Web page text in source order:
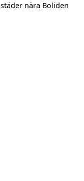
städer nära Boliden